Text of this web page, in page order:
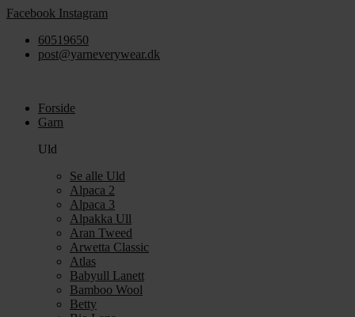
Videre
indhold
Facebook Instagram
60519650
post@yarneverywear.dk
Forside
Garn
Uld
Se alle Uld
Alpaca 2
Alpaca 3
Alpakka Ull
Aran Tweed
Arwetta Classic
Atlas
Babyull Lanett
Bamboo Wool
Betty